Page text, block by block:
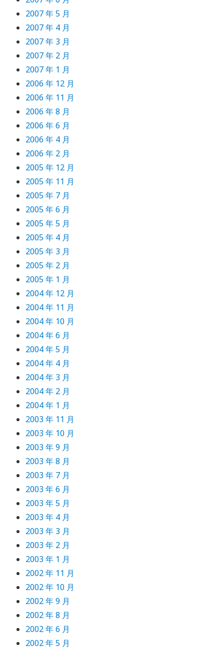
2007 年 5 月
2007 年 4 月
2007 年 3 月
2007 年 2 月
2007 年 1 月
2006 年 12 月
2006 年 11 月
2006 年 8 月
2006 年 6 月
2006 年 4 月
2006 年 2 月
2005 年 12 月
2005 年 11 月
2005 年 7 月
2005 年 6 月
2005 年 5 月
2005 年 4 月
2005 年 3 月
2005 年 2 月
2005 年 1 月
2004 年 12 月
2004 年 11 月
2004 年 10 月
2004 年 6 月
2004 年 5 月
2004 年 4 月
2004 年 3 月
2004 年 2 月
2004 年 1 月
2003 年 11 月
2003 年 10 月
2003 年 9 月
2003 年 8 月
2003 年 7 月
2003 年 6 月
2003 年 5 月
2003 年 4 月
2003 年 3 月
2003 年 2 月
2003 年 1 月
2002 年 11 月
2002 年 10 月
2002 年 9 月
2002 年 8 月
2002 年 6 月
2002 年 5 月